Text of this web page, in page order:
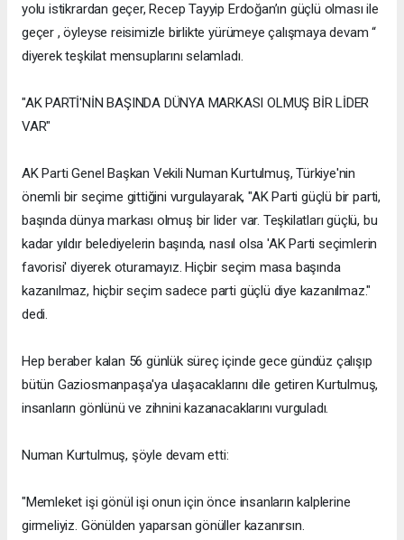
yolu istikrardan geçer, Recep Tayyip Erdoğan’ın güçlü olması ile
geçer , öyleyse reisimizle birlikte yürümeye çalışmaya devam “
diyerek teşkilat mensuplarını selamladı.
"AK PARTİ'NİN BAŞINDA DÜNYA MARKASI OLMUŞ BİR LİDER
VAR"
AK Parti Genel Başkan Vekili Numan Kurtulmuş, Türkiye'nin
önemli bir seçime gittiğini vurgulayarak, "AK Parti güçlü bir parti,
başında dünya markası olmuş bir lider var. Teşkilatları güçlü, bu
kadar yıldır belediyelerin başında, nasıl olsa 'AK Parti seçimlerin
favorisi' diyerek oturamayız. Hiçbir seçim masa başında
kazanılmaz, hiçbir seçim sadece parti güçlü diye kazanılmaz."
dedi.
Hep beraber kalan 56 günlük süreç içinde gece gündüz çalışıp
bütün Gaziosmanpaşa'ya ulaşacaklarını dile getiren Kurtulmuş,
insanların gönlünü ve zihnini kazanacaklarını vurguladı.
Numan Kurtulmuş, şöyle devam etti:
"Memleket işi gönül işi onun için önce insanların kalplerine
girmeliyiz. Gönülden yaparsan gönüller kazanırsın.